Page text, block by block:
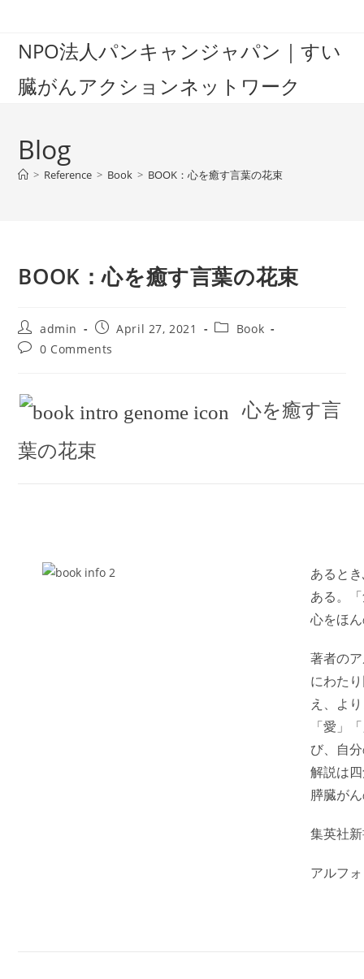
contentNPO法人パンキャンジャパン｜すい
臓がんアクションネットワーク
Blog
> Reference > Book > BOOK：心を癒す言葉の花束
BOOK：心を癒す言葉の花束
Post
author:
admin
Post
published:
April 27, 2021
PostBook
Post0 Comments
心を癒す言
葉の花束
あると
ある。
心をほ
著者の
にわた
え、よ
「愛」
び、自
解説は
膵臓が
集英社
アルフ